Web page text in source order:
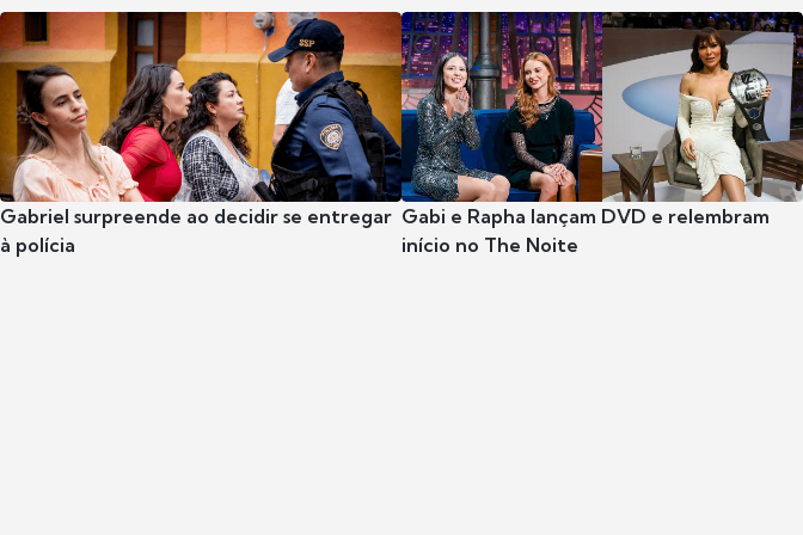
Gabriel surpreende ao decidir se entregar
à polícia
Gabi e Rapha lançam DVD e relembram
início no The Noite